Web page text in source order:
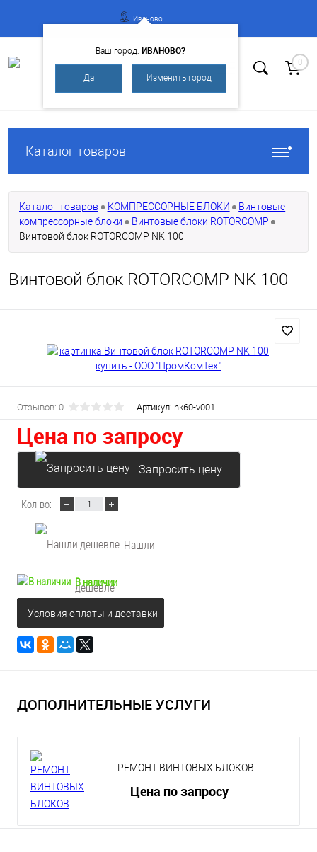
Регистрация
Иваново
Ваш город: ИВАНОВО?
Да Изменить город
0
Каталог товаров
Каталог товаров КОМПРЕССОРНЫЕ БЛОКИ
Винтовые
компрессорные блоки
Винтовые блоки ROTORCOMP
Винтовой блок ROTORCOMP NK 100
Винтовой блок ROTORCOMP NK 100
Отзывов: 0 Артикул: nk60-v001
Цена по запросу
Запросить цену
Кол-во:
Нашли
дешевле
В наличии
Условия оплаты и доставки
ДОПОЛНИТЕЛЬНЫЕ УСЛУГИ
РЕМОНТ ВИНТОВЫХ БЛОКОВ
Цена по запросу